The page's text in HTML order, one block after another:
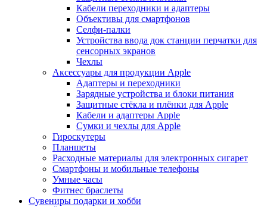
Кабели переходники и адаптеры
Объективы для смартфонов
Селфи-палки
Устройства ввода док станции перчатки для
сенсорных экранов
Чехлы
Аксессуары для продукции Apple
Адаптеры и переходники
Зарядные устройства и блоки питания
Защитные стёкла и плёнки для Apple
Кабели и адаптеры Apple
Сумки и чехлы для Apple
Гироскутеры
Планшеты
Расходные материалы для электронных сигарет
Смартфоны и мобильные телефоны
Умные часы
Фитнес браслеты
Сувениры подарки и хобби